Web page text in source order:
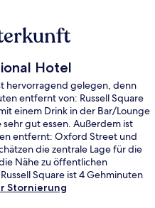
Hotel
hervorragend gelegen, denn
entfernt von: Russell Square
einem Drink in der Bar/Lounge
gut essen. Außerdem ist
entfernt: Oxford Street und
die zentrale Lage für die
Nähe zu öffentlichen
Square ist 4 Gehminuten
entfernt.
Stornierung